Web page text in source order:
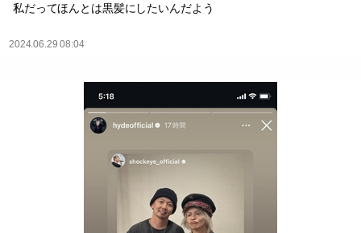
私だってほんとは黒髪にしたいんだよう
2024.06.29 08:04